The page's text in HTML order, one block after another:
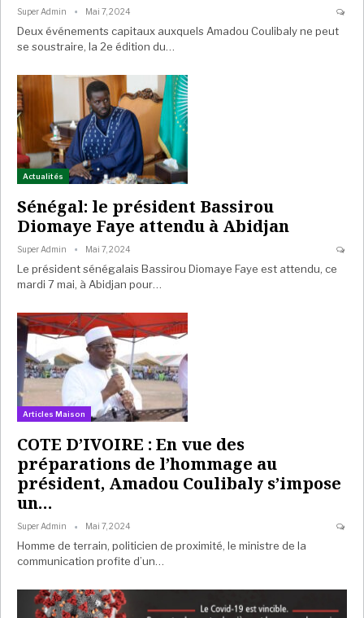
Super Admin Mai 7, 2024
Deux événements capitaux auxquels Amadou Coulibaly ne peut
se soustraire, la 2e édition du…
Actualités
Sénégal: le président Bassirou
Diomaye Faye attendu à Abidjan
Super Admin Mai 7, 2024
Le président sénégalais Bassirou Diomaye Faye est attendu, ce
mardi 7 mai, à Abidjan pour…
Articles Maison
COTE D’IVOIRE : En vue des
préparations de l’hommage au
président, Amadou Coulibaly s’impose
un…
Super Admin Mai 7, 2024
Homme de terrain, politicien de proximité, le ministre de la
communication profite d’un…